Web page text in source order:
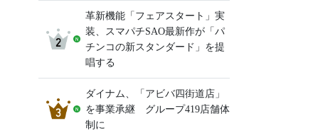
革新機能「フェアスタート」実
装、スマパチSAO最新作が「パ
チンコの新スタンダード」を提
唱する
ダイナム、「アビバ四街道店」
を事業承継 グループ419店舗体
制に